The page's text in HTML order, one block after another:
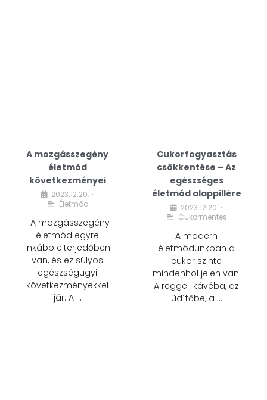
A mozgásszegény
életmód
következményei
2023.12.20. •
Életmód
A mozgásszegény
életmód egyre
inkább elterjedőben
van, és ez súlyos
egészségügyi
következményekkel
jár. A …
Cukorfogyasztás
csökkentése – Az
egészséges
életmód alappillére
2023.12.20. •
Cukormentes
A modern
életmódunkban a
cukor szinte
mindenhol jelen van.
A reggeli kávéba, az
üdítőbe, a …